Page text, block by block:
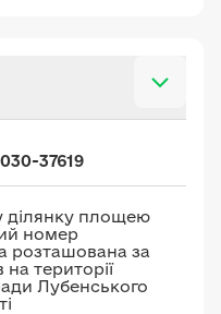
37619
ділянку площею
номер
розташована за
території
Лубенського